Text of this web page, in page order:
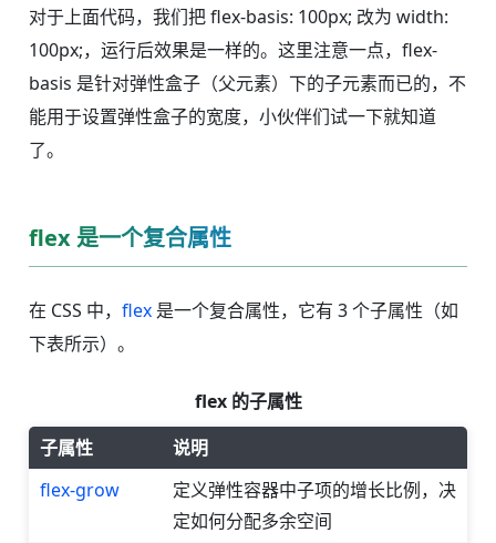
对于上面代码，我们把 flex-basis: 100px; 改为 width:
100px;，运行后效果是一样的。这里注意一点，flex-
basis 是针对弹性盒子（父元素）下的子元素而已的，不
能用于设置弹性盒子的宽度，小伙伴们试一下就知道
了。
flex 是一个复合属性
在 CSS 中， flex 是一个复合属性，它有 3 个子属性（如
下表所示）。
flex 的子属性
子属性
说明
flex-grow
定义弹性容器中子项的增长比例，决
定如何分配多余空间